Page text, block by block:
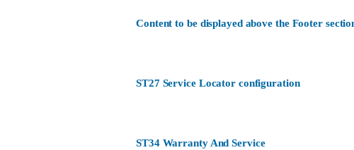
Content to be displayed above the Footer
ST27 Service Locator configuration
ST34 Warranty And Service